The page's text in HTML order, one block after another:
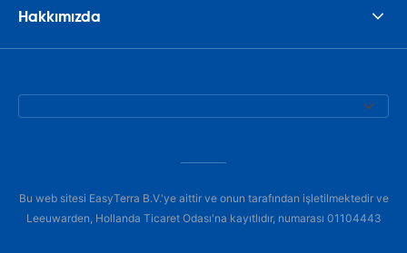
Hakkımızda
Bu web sitesi EasyTerra B.V.'ye aittir ve onun tarafından işletilmektedir ve
Leeuwarden, Hollanda Ticaret Odası'na kayıtlıdır, numarası 01104443